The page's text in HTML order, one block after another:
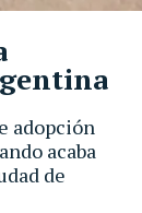
adopción
acaba
de